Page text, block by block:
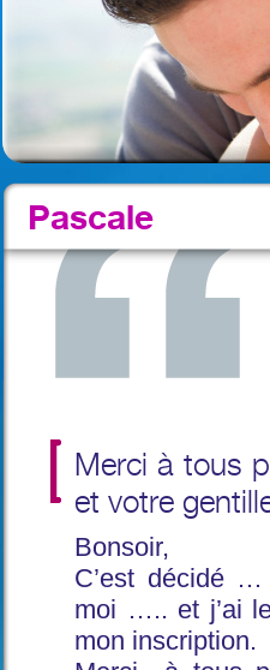
Pascale
Merci à tous
et votre
Bonsoir,
C’est décidé
moi ….. et j’ai
mon inscription.